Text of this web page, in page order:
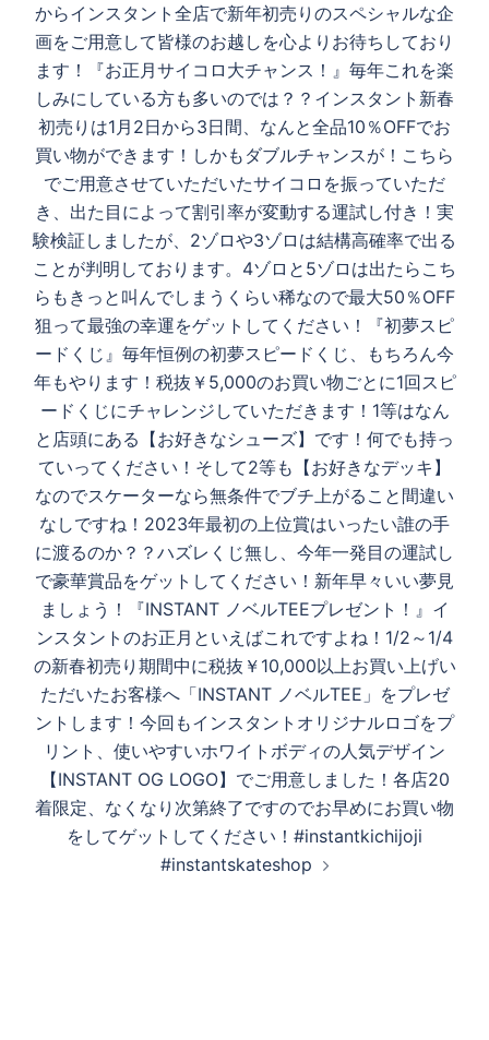
からインスタント全店で新年初売りのスペシャルな企
画をご用意して皆様のお越しを心よりお待ちしており
ます！『お正月サイコロ大チャンス！』毎年これを楽
しみにしている方も多いのでは？？インスタント新春
初売りは1月2日から3日間、なんと全品10％OFFでお
買い物ができます！しかもダブルチャンスが！こちら
でご用意させていただいたサイコロを振っていただ
き、出た目によって割引率が変動する運試し付き！実
験検証しましたが、2ゾロや3ゾロは結構高確率で出る
ことが判明しております。4ゾロと5ゾロは出たらこち
らもきっと叫んでしまうくらい稀なので最大50％OFF
狙って最強の幸運をゲットしてください！『初夢スピ
ードくじ』毎年恒例の初夢スピードくじ、もちろん今
年もやります！税抜￥5,000のお買い物ごとに1回スピ
ードくじにチャレンジしていただきます！1等はなん
と店頭にある【お好きなシューズ】です！何でも持っ
ていってください！そして2等も【お好きなデッキ】
なのでスケーターなら無条件でブチ上がること間違い
なしですね！2023年最初の上位賞はいったい誰の手
に渡るのか？？ハズレくじ無し、今年一発目の運試し
で豪華賞品をゲットしてください！新年早々いい夢見
ましょう！『INSTANT ノベルTEEプレゼント！』イ
ンスタントのお正月といえばこれですよね！1/2～1/4
の新春初売り期間中に税抜￥10,000以上お買い上げい
ただいたお客様へ「INSTANT ノベルTEE」をプレゼ
ントします！今回もインスタントオリジナルロゴをプ
リント、使いやすいホワイトボディの人気デザイン
【INSTANT OG LOGO】でご用意しました！各店20
着限定、なくなり次第終了ですのでお早めにお買い物
をしてゲットしてください！#instantkichijoji
#instantskateshop